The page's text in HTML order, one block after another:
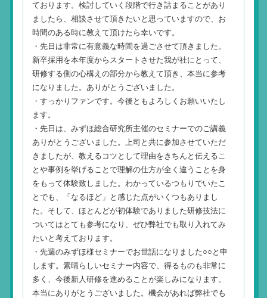
ております。検討していく段階で行き詰まることがあり
ましたら、相談させて頂きたいと思っていますので、お
時間のある時に教えて頂けたら幸いです。
・先日は非常に有意義な時間を過ごさせて頂きました。
新卒採用を本年度からスタートさせた我が社にとって、
研修する側の心構えの部分から教えて頂き、本当に参考
になりました。ありがとうございました。
・すっかりファンです。今後ともよろしくお願いいたし
ます。
・先日は、みずほ総合研究所主催のセミナーでのご講義
ありがとうございました。上司と共に参加させていただ
きましたが、教えるコツとして理由をきちんと伝えるこ
とや事例を挙げることで理解の仕方が全く違うことを身
をもって体験致しました。わかっているつもりでいたこ
とでも、「なるほど」と感じた点がいくつもありまし
た。そして、ほとんどが初体験でありました研修技法に
ついてはとても参考になり、ぜひ弊社でも取り入れてみ
たいと考えております。
・先週のみずほ様セミナーでお世話になりました○○と申
します。素晴らしいセミナー内容で、得るものも非常に
多く、今後新人研修を進めることが楽しみになります。
本当にありがとうございました。機会があれば弊社でも